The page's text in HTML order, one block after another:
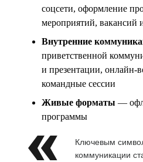
соцсети, оформление
мероприятий, вакансий
Внутренние
приветственной
и презентации, онлайн-
командные сессии
Живые форматы —
программы
Ключевым
коммуникации